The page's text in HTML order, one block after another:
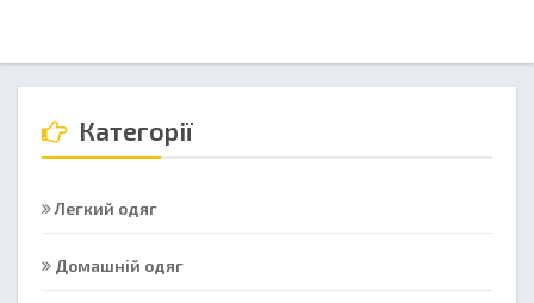
Категорії
Легкий одяг
Домашній одяг